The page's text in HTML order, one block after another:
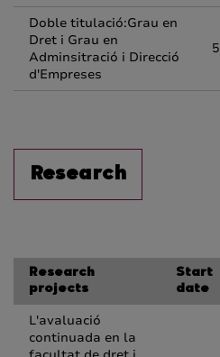
Doble titulació:Grau en
Dret i Grau en
Adminsitració i Direcció
d'Empreses
5
Research
Research
projects
Start
date
L'avaluació
continuada en la